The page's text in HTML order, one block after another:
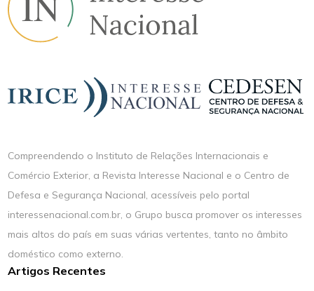
Compreendendo o Instituto de Relações Internacionais e
Comércio Exterior, a Revista Interesse Nacional e o Centro de
Defesa e Segurança Nacional, acessíveis pelo portal
interessenacional.com.br, o Grupo busca promover os interesses
mais altos do país em suas várias vertentes, tanto no âmbito
doméstico como externo.
Artigos Recentes